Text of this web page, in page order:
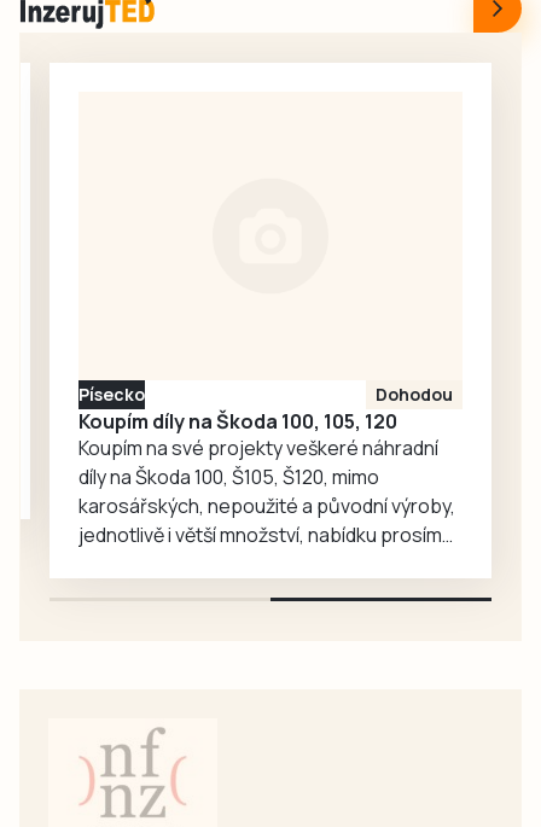
motodromu
Prachatice ode
dneška hostí jak
Prachaticích.
Písecko Dohodou
Koupím díly na Škoda 100, 105, 120
Koupím na své projekty veškeré náhradní
díly na Škoda 100, Š105, Š120, mimo
karosářských, nepoužité a původní výroby,
jednotlivě i větší množství, nabídku prosím